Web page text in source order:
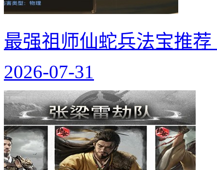
最强祖师仙蛇兵法宝推
2026-07-31